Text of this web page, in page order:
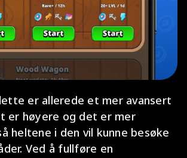
er allerede et mer avansert
er høyere og det er mer
heltene i den vil kunne besøke
Ved å fullføre en